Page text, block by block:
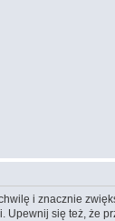
i znacznie
się też, że